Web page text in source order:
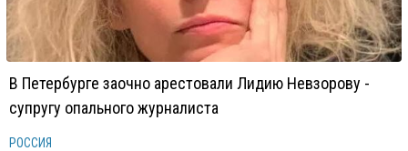
В Петербурге заочно арестовали Лидию Невзорову -
супругу опального журналиста
РОССИЯ